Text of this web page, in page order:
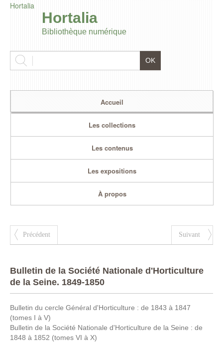
Hortalia
Hortalia
Bibliothèque numérique
Accueil
Les collections
Les contenus
Les expositions
À propos
Précédent Suivant
Bulletin de la Société Nationale d'Horticulture
de la Seine. 1849-1850
Bulletin du cercle Général d'Horticulture : de 1843 à 1847
(tomes I à V)
Bulletin de la Société Nationale d'Horticulture de la Seine : de
1848 à 1852 (tomes VI à X)